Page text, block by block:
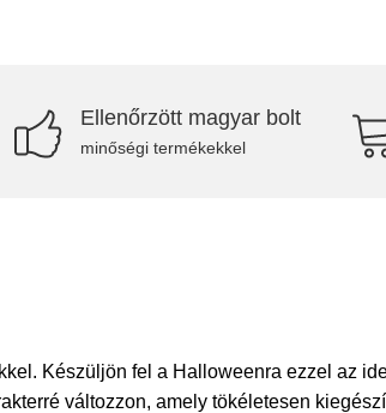
Ellenőrzött magyar bolt
minőségi termékekkel
Készüljön fel a Halloweenra ezzel az
változzon, amely tökéletesen